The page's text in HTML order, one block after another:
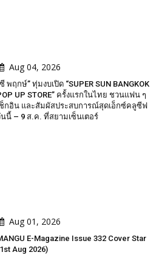
Aug 04, 2026
พฤกษ์” ทุ่มงบเปิด “SUPER SUN BANGKOK
UP STORE” ครั้งแรกในไทย ชวนแฟน ๆ
ช็กอิน และสัมผัสประสบการณ์สุดเอ็กซ์คลูซีฟ
นี้ – 9 ส.ค. ที่สยามเซ็นเตอร์
Aug 01, 2026
E-Magazine Issue 332 Cover Star
Aug 2026)